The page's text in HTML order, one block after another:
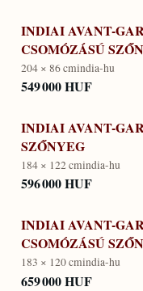
INDIAI AVANT-
CSOMÓZÁSÚ
204 × 86 cmindia-hu
549 000 HUF
INDIAI AVANT-
SZŐNYEG
184 × 122 cmindia-hu
596 000 HUF
INDIAI AVANT-
CSOMÓZÁSÚ
183 × 120 cmindia-hu
659 000 HUF